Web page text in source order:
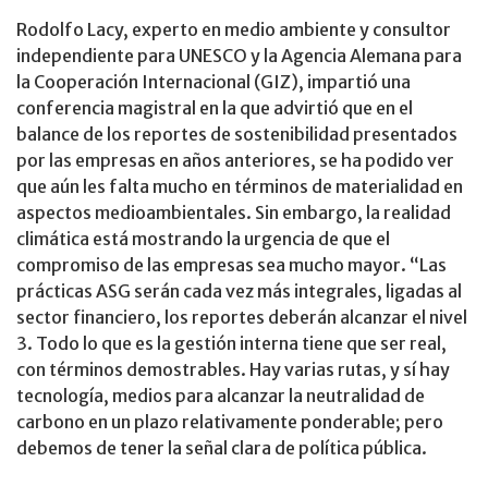
Rodolfo Lacy, experto en medio ambiente y consultor
independiente para UNESCO y la Agencia Alemana para
la Cooperación Internacional (GIZ), impartió una
conferencia magistral en la que advirtió que en el
balance de los reportes de sostenibilidad presentados
por las empresas en años anteriores, se ha podido ver
que aún les falta mucho en términos de materialidad en
aspectos medioambientales. Sin embargo, la realidad
climática está mostrando la urgencia de que el
compromiso de las empresas sea mucho mayor. “Las
prácticas ASG serán cada vez más integrales, ligadas al
sector financiero, los reportes deberán alcanzar el nivel
3. Todo lo que es la gestión interna tiene que ser real,
con términos demostrables. Hay varias rutas, y sí hay
tecnología, medios para alcanzar la neutralidad de
carbono en un plazo relativamente ponderable; pero
debemos de tener la señal clara de política pública.